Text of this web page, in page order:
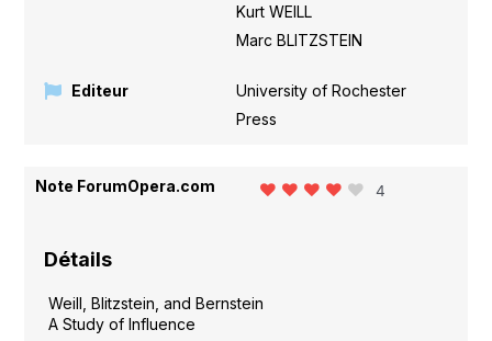
Kurt WEILL
Marc BLITZSTEIN
Editeur
University of Rochester
Press
Note ForumOpera.com 4
Détails
Weill, Blitzstein, and Bernstein
A Study of Influence